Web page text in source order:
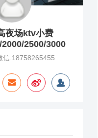
夜场ktv小费
2500/3000
信:18758265455